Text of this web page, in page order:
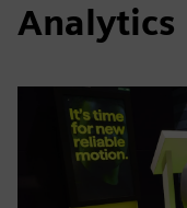
Analytics